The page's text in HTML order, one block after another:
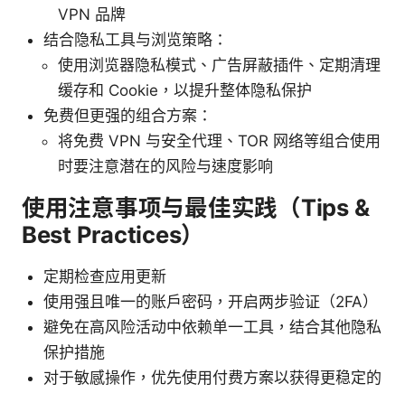
VPN 品牌
结合隐私工具与浏览策略：
使用浏览器隐私模式、广告屏蔽插件、定期清理
缓存和 Cookie，以提升整体隐私保护
免费但更强的组合方案：
将免费 VPN 与安全代理、TOR 网络等组合使用
时要注意潜在的风险与速度影响
使用注意事项与最佳实践（Tips &
Best Practices）
定期检查应用更新
使用强且唯一的账户密码，开启两步验证（2FA）
避免在高风险活动中依赖单一工具，结合其他隐私
保护措施
对于敏感操作，优先使用付费方案以获得更稳定的